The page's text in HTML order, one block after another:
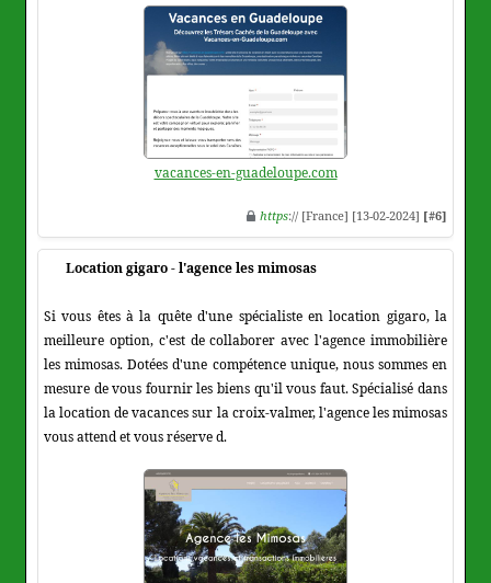
vacances-en-guadeloupe.com
https:// [France] [13-02-2024] [#6]
Location gigaro - l'agence les mimosas
Si vous êtes à la quête d'une spécialiste en location gigaro, la
meilleure option, c'est de collaborer avec l'agence immobilière
les mimosas. Dotées d'une compétence unique, nous sommes en
mesure de vous fournir les biens qu'il vous faut. Spécialisé dans
la location de vacances sur la croix-valmer, l'agence les mimosas
vous attend et vous réserve d.